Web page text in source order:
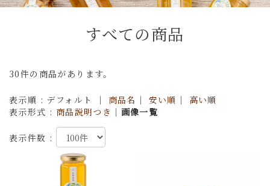
すべての商品
30件の商品があります。
表示順 : デフォルト ｜ 商品名 ｜ 安い順 ｜ 高い順
表示形式 : 商品説明つき ｜ 画像一覧
表示件数 :